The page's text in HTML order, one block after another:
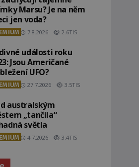
Marsu? Je na něm
jen voda?
7.8.2026 2.6TIS
události roku
Jsou Američané
UFO?
27.7.2026 3.5TIS
australským
„tančila“
světla
4.7.2026 3.4TIS